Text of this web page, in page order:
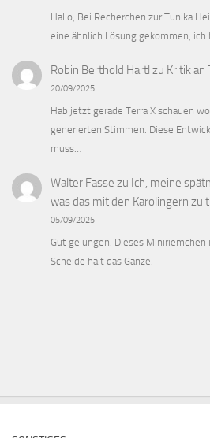
Hallo, Bei Recherchen zur Tunika
eine ähnlich Lösung gekommen,
Robin Berthold Hartl zu Kritik an
20/09/2025
Hab jetzt gerade Terra X schauen
generierten Stimmen. Diese
muss…
Walter Fasse zu Ich, meine
was das mit den Karolingern zu
05/09/2025
Gut gelungen. Dieses Miniriemchen
Scheide hält das Ganze.